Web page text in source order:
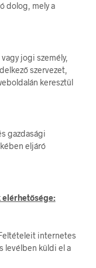
dolog, mely a
jogi személy,
szervezet,
keresztül
gazdasági
eljáró
elérhetősége:
internetes
levélben küldi el a